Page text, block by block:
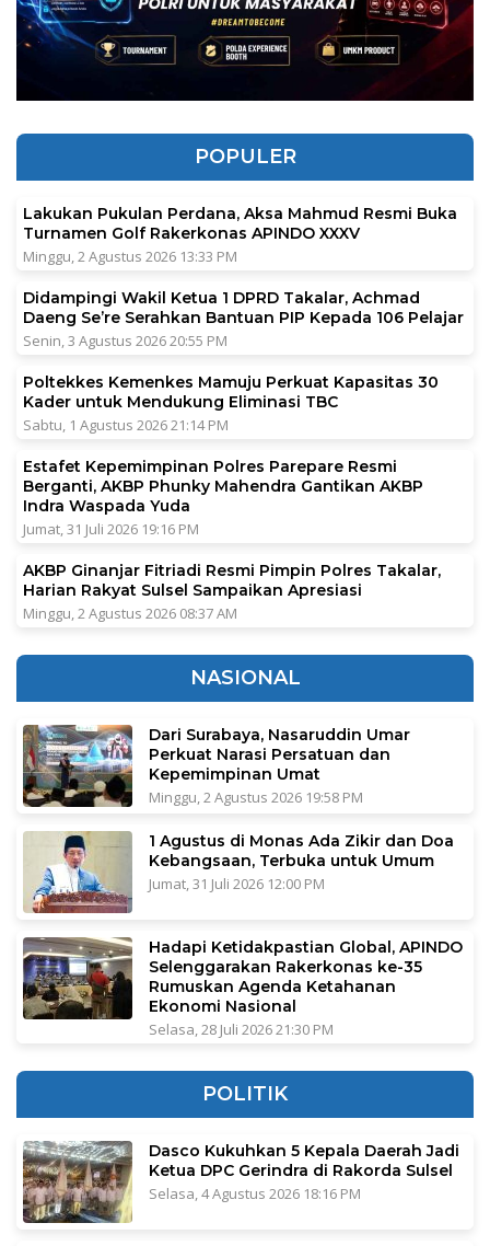
POPULER
Lakukan Pukulan Perdana, Aksa Mahmud Resmi Buka
Turnamen Golf Rakerkonas APINDO XXXV
Minggu, 2 Agustus 2026 13:33 PM
Didampingi Wakil Ketua 1 DPRD Takalar, Achmad
Daeng Se’re Serahkan Bantuan PIP Kepada 106 Pelajar
Senin, 3 Agustus 2026 20:55 PM
Poltekkes Kemenkes Mamuju Perkuat Kapasitas 30
Kader untuk Mendukung Eliminasi TBC
Sabtu, 1 Agustus 2026 21:14 PM
Estafet Kepemimpinan Polres Parepare Resmi
Berganti, AKBP Phunky Mahendra Gantikan AKBP
Indra Waspada Yuda
Jumat, 31 Juli 2026 19:16 PM
AKBP Ginanjar Fitriadi Resmi Pimpin Polres Takalar,
Harian Rakyat Sulsel Sampaikan Apresiasi
Minggu, 2 Agustus 2026 08:37 AM
NASIONAL
Dari Surabaya, Nasaruddin Umar
Perkuat Narasi Persatuan dan
Kepemimpinan Umat
Minggu, 2 Agustus 2026 19:58 PM
1 Agustus di Monas Ada Zikir dan Doa
Kebangsaan, Terbuka untuk Umum
Jumat, 31 Juli 2026 12:00 PM
Hadapi Ketidakpastian Global, APINDO
Selenggarakan Rakerkonas ke-35
Rumuskan Agenda Ketahanan
Ekonomi Nasional
Selasa, 28 Juli 2026 21:30 PM
POLITIK
Dasco Kukuhkan 5 Kepala Daerah Jadi
Ketua DPC Gerindra di Rakorda Sulsel
Selasa, 4 Agustus 2026 18:16 PM